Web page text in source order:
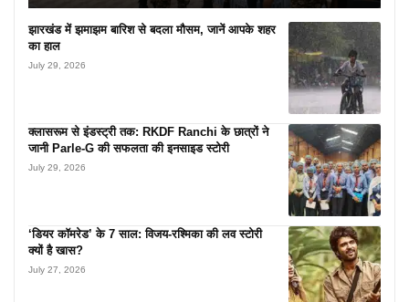
झारखंड में झमाझम बारिश से बदला मौसम, जानें आपके शहर
का हाल
July 29, 2026
क्लासरूम से इंडस्ट्री तक: RKDF Ranchi के छात्रों ने
जानी Parle-G की सफलता की इनसाइड स्टोरी
July 29, 2026
‘डियर कॉमरेड’ के 7 साल: विजय-रश्मिका की लव स्टोरी
क्यों है खास?
July 27, 2026